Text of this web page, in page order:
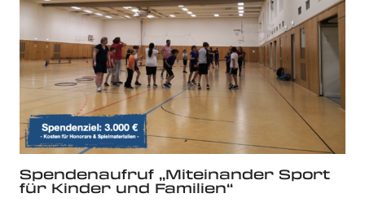
Spendenaufruf „Miteinander Sport
für Kinder und Familien“